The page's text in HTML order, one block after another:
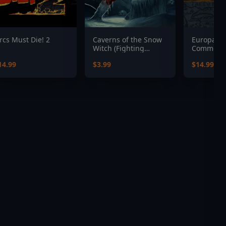
Must Die! 2
Caverns of the Snow
Witch (Fighting
$3.99
Europa
Common
$14.99